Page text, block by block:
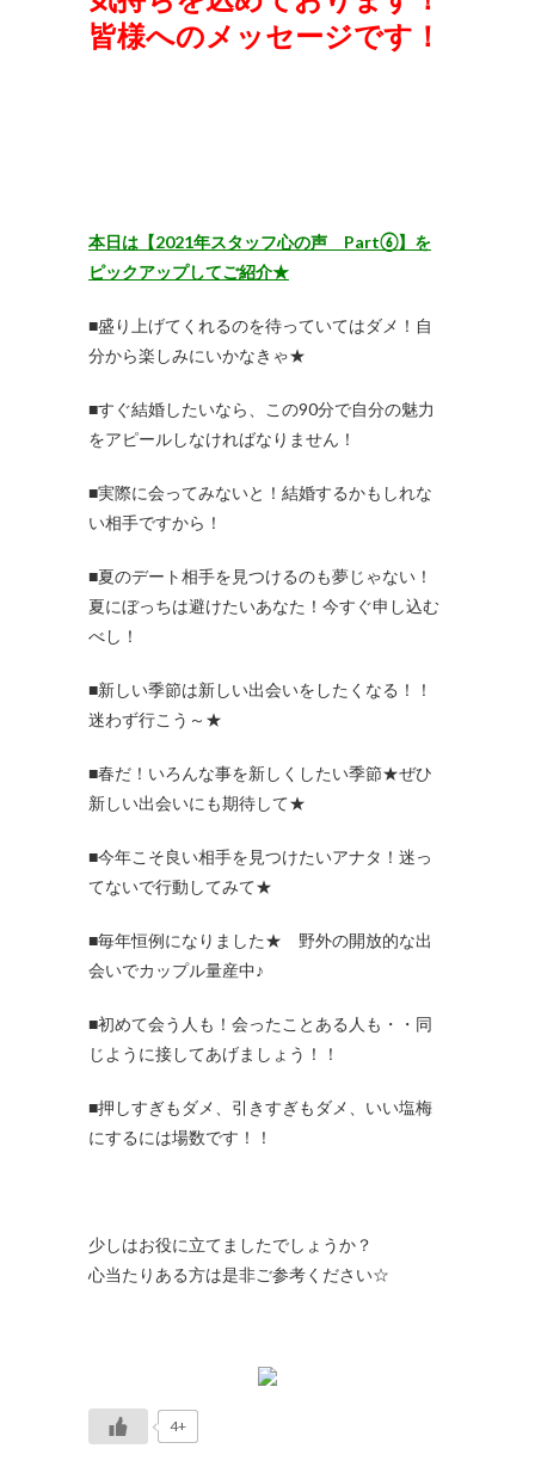
皆様へのメッセージです！
本日は【2021年スタッフ心の声 Part⑥】を
ピックアップしてご紹介★
■盛り上げてくれるのを待っていてはダメ！自
分から楽しみにいかなきゃ★
■すぐ結婚したいなら、この90分で自分の魅力
をアピールしなければなりません！
■実際に会ってみないと！結婚するかもしれな
い相手ですから！
■夏のデート相手を見つけるのも夢じゃない！
夏にぼっちは避けたいあなた！今すぐ申し込む
べし！
■新しい季節は新しい出会いをしたくなる！！
迷わず行こう～★
■春だ！いろんな事を新しくしたい季節★ぜひ
新しい出会いにも期待して★
■今年こそ良い相手を見つけたいアナタ！迷っ
てないで行動してみて★
■毎年恒例になりました★ 野外の開放的な出
会いでカップル量産中♪
■初めて会う人も！会ったことある人も・・同
じように接してあげましょう！！
■押しすぎもダメ、引きすぎもダメ、いい塩梅
にするには場数です！！
少しはお役に立てましたでしょうか？
心当たりある方は是非ご参考ください☆
4+